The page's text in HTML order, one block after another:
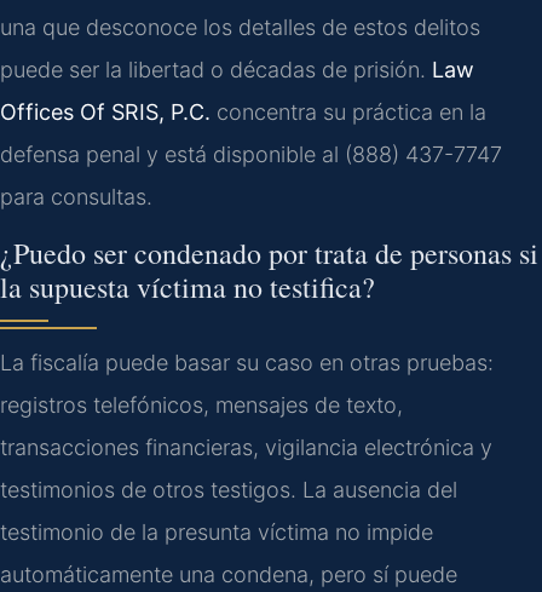
una que desconoce los detalles de estos delitos
puede ser la libertad o décadas de prisión. Law
Offices Of SRIS, P.C. concentra su práctica en la
defensa penal y está disponible al (888) 437-7747
para consultas.
¿Puedo ser condenado por trata de personas si
la supuesta víctima no testifica?
La fiscalía puede basar su caso en otras pruebas:
registros telefónicos, mensajes de texto,
transacciones financieras, vigilancia electrónica y
testimonios de otros testigos. La ausencia del
testimonio de la presunta víctima no impide
automáticamente una condena, pero sí puede